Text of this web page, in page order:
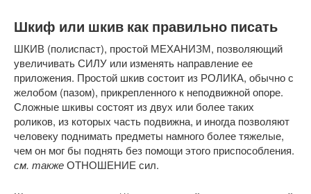
Шкиф или шкив как правильно писать
ШКИВ (полиспаст), простой МЕХАНИЗМ, позволяющий
увеличивать СИЛУ или изменять направление ее
приложения. Простой шкив состоит из РОЛИКА, обычно с
желобом (пазом), прикрепленного к неподвижной опоре.
Сложные шкивы состоят из двух или более таких
роликов, из которых часть подвижна, и иногда позволяют
человеку поднимать предметы намного более тяжелые,
чем он мог бы поднять без помощи этого приспособления.
см. такжеОТНОШЕНИЕ сил.